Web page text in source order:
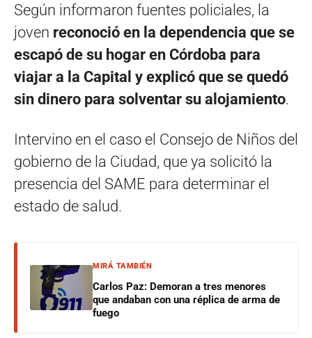
Según informaron fuentes policiales, la
joven reconoció en la dependencia que se
escapó de su hogar en Córdoba para
viajar a la Capital y explicó que se quedó
sin dinero para solventar su alojamiento.
Intervino en el caso el Consejo de Niños del
gobierno de la Ciudad, que ya solicitó la
presencia del SAME para determinar el
estado de salud.
MIRÁ TAMBIÉN
Carlos Paz: Demoran a tres menores
que andaban con una réplica de arma de
fuego